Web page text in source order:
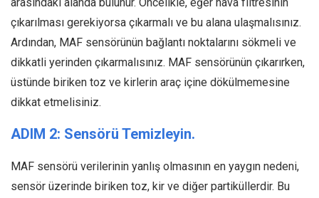
çıkarılması gerekiyorsa çıkarmalı ve bu alana ulaşmalısınız.
Ardından, MAF sensörünün bağlantı noktalarını sökmeli ve
dikkatli yerinden çıkarmalısınız. MAF sensörünün çıkarırken,
üstünde biriken toz ve kirlerin araç içine dökülmemesine
dikkat etmelisiniz.
ADIM 2: Sensörü Temizleyin.
MAF sensörü verilerinin yanlış olmasının en yaygın nedeni,
sensör üzerinde biriken toz, kir ve diğer partiküllerdir. Bu